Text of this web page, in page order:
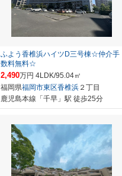
ふよう香椎浜ハイツD三号棟☆仲介手
数料無料☆
2,490万円 4LDK/95.04㎡
福岡県福岡市東区香椎浜 ２丁目
鹿児島本線「千早」駅 徒歩25分